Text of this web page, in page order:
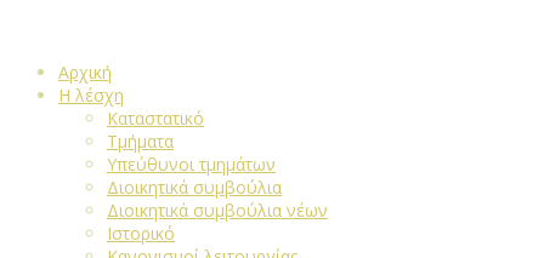
Αρχική
Η λέσχη
Καταστατικό
Τμήματα
Υπεύθυνοι τμημάτων
Διοικητικά συμβούλια
Διοικητικά συμβούλια νέων
Ιστορικό